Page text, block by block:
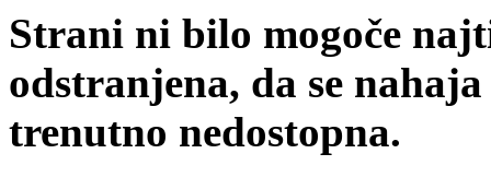
Strani ni bilo mogoče
odstranjena, da se
trenutno nedostopna.